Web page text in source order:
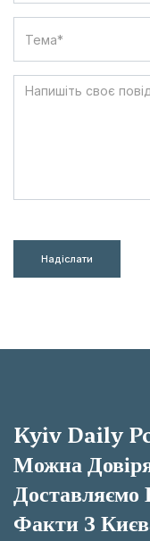
Надіслати
Kyiv Daily
Можна
Доставляємо
Факти З